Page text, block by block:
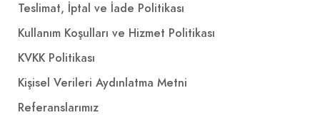
Teslimat, İptal ve İade Politikası
Kullanım Koşulları ve Hizmet Politikası
KVKK Politikası
Kişisel Verileri Aydınlatma Metni
Referanslarımız